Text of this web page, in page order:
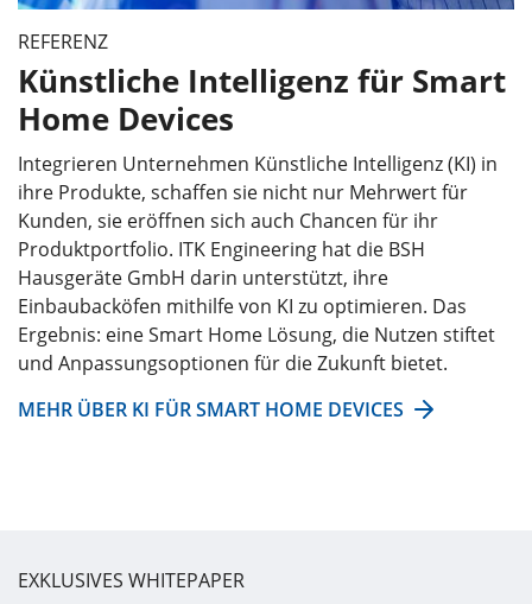
REFERENZ
Künstliche Intelligenz für Smart
Home Devices
Integrieren Unternehmen Künstliche Intelligenz (KI) in
ihre Produkte, schaffen sie nicht nur Mehrwert für
Kunden, sie eröffnen sich auch Chancen für ihr
Produktportfolio. ITK Engineering hat die BSH
Hausgeräte GmbH darin unterstützt, ihre
Einbaubacköfen mithilfe von KI zu optimieren. Das
Ergebnis: eine Smart Home Lösung, die Nutzen stiftet
und Anpassungsoptionen für die Zukunft bietet.
MEHR ÜBER KI FÜR SMART HOME DEVICES
EXKLUSIVES WHITEPAPER